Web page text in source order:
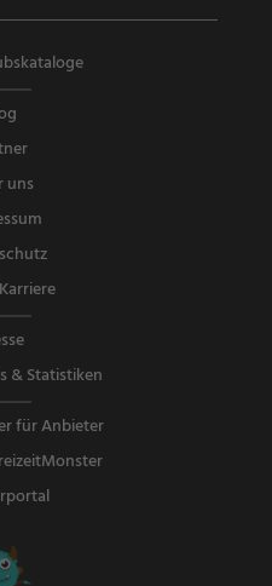
uns
& Statistiken
für Anbieter